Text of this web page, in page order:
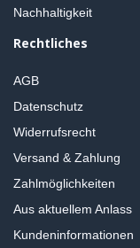
Nachhaltigkeit
Rechtliches
AGB
Datenschutz
Widerrufsrecht
Versand & Zahlung
Zahlmöglichkeiten
Aus aktuellem Anlass
Kundeninformationen